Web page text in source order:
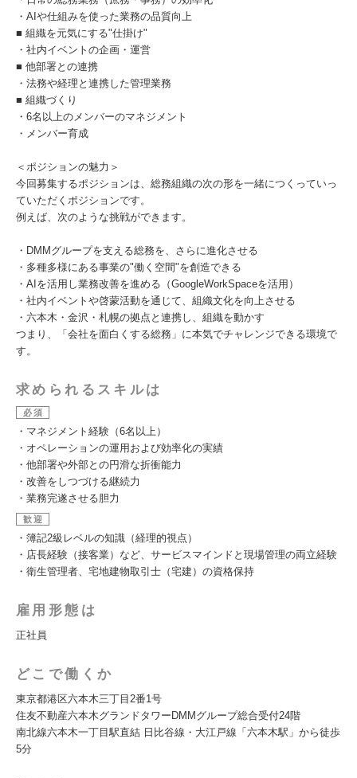
・AIや仕組みを使った業務の品質向上
■ 組織を元気にする"仕掛け"
・社内イベントの企画・運営
■ 他部署との連携
・法務や経理と連携した管理業務
■ 組織づくり
・6名以上のメンバーのマネジメント
・メンバー育成
＜ポジションの魅力＞
今回募集するポジションは、総務組織の次の形を一緒につくっていっ
ていただくポジションです。
例えば、次のような挑戦ができます。
・DMMグループを支える総務を、さらに進化させる
・多種多様にある事業の"働く空間"を創造できる
・AIを活用し業務改善を進める（GoogleWorkSpaceを活用）
・社内イベントや啓蒙活動を通じて、組織文化を向上させる
・六本木・金沢・札幌の拠点と連携し、組織を動かす
つまり、「会社を面白くする総務」に本気でチャレンジできる環境で
す。
求められるスキルは
必須
・マネジメント経験（6名以上）
・オペレーションの運用および効率化の実績
・他部署や外部との円滑な折衝能力
・改善をしつづける継続力
・業務完遂させる胆力
歓迎
・簿記2級レベルの知識（経理的視点）
・店長経験（接客業）など、サービスマインドと現場管理の両立経験
・衛生管理者、宅地建物取引士（宅建）の資格保持
雇用形態は
正社員
どこで働くか
東京都港区六本木三丁目2番1号
住友不動産六本木グランドタワーDMMグループ総合受付24階
南北線六本木一丁目駅直結 日比谷線・大江戸線「六本木駅」から徒歩
5分